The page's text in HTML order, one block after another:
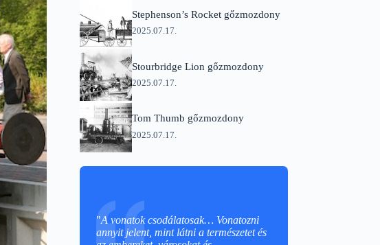
Stephenson’s Rocket gőzmozdony
2025.07.17.
Stourbridge Lion gőzmozdony
2025.07.17.
Tom Thumb gőzmozdony
2025.07.17.
"A vonatok csodálatosak… Vonatozni
annyit jelent, mint látni a természetet és